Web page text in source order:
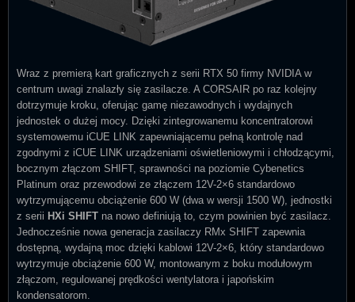
Wraz z premierą kart graficznych z serii RTX 50 firmy NVIDIA w
centrum uwagi znalazły się zasilacze. A CORSAIR po raz kolejny
dotrzymuje kroku, oferując gamę niezawodnych i wydajnych
jednostek o dużej mocy. Dzięki zintegrowanemu koncentratorowi
systemowemu iCUE LINK zapewniającemu pełną kontrolę nad
zgodnymi z iCUE LINK urządzeniami oświetleniowymi i chłodzącymi,
bocznym złączom SHIFT, sprawności na poziomie Cybenetics
Platinum oraz przewodowi ze złączem 12V-2×6 standardowo
wytrzymującemu obciążenie 600 W (dwa w wersji 1500 W), jednostki
z serii HXi SHIFT na nowo definiują to, czym powinien być zasilacz.
Jednocześnie nowa generacja zasilaczy RMx SHIFT zapewnia
dostępną, wydajną moc dzięki kablowi 12V-2×6, który standardowo
wytrzymuje obciążenie 600 W, montowanym z boku modułowym
złączom, regulowanej prędkości wentylatora i japońskim
kondensatorom.